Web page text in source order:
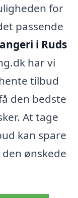
for
passende
i Ruds
har vi
tilbud
den bedste
At tage
kan spare
ønskede